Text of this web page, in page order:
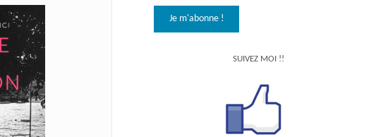
SUIVEZ MOI !!